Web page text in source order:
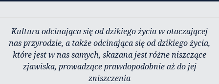
Kultura odcinająca się od dzikiego życia w otaczającej
nas przyrodzie, a także odcinająca się od dzikiego życia,
które jest w nas samych, skazana jest różne niszczące
zjawiska, prowadzące prawdopodobnie aż do jej
zniszczenia